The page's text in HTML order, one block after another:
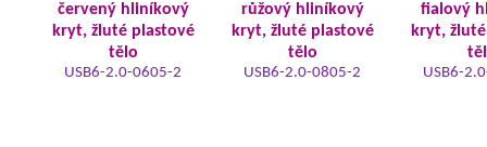
červený hliníkový
kryt, žluté plastové
tělo
USB6-2.0-0605-2
růžový hliníkový
kryt, žluté plastové
tělo
USB6-2.0-0805-2
fialový
kryt,
USB6-